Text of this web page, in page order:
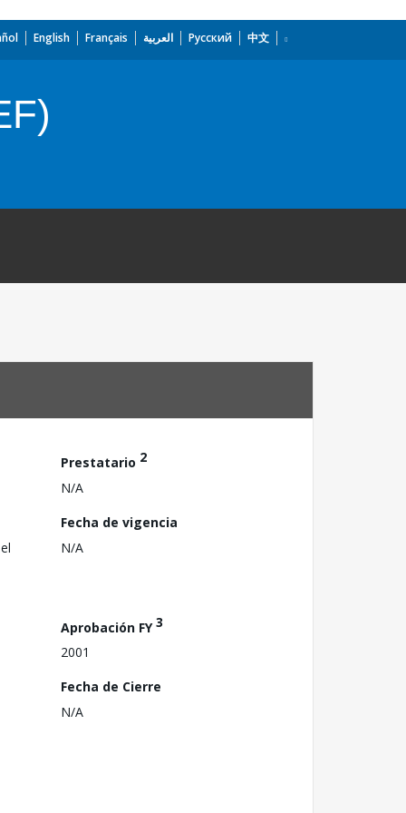
English Français العربية Русский 中文
Prestatario 2
N/A
Fecha de vigencia
N/A
Aprobación FY3
2001
Fecha de Cierre
N/A